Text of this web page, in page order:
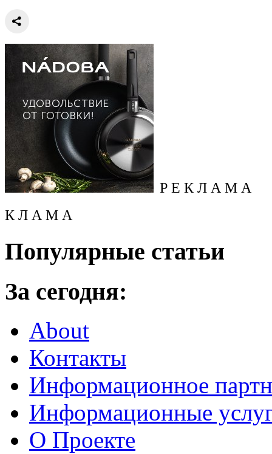
Р Е К Л А М А
К Л А М А
Популярные статьи
За сегодня:
About
Контакты
Информационное
Информационные
О Проекте